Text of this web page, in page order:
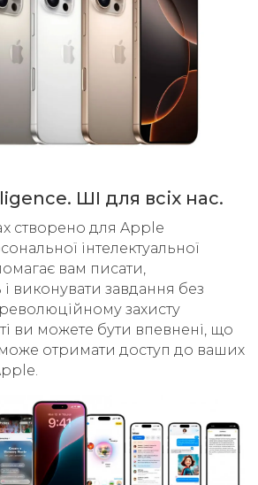
ШІ для всіх нас.
створено для Apple
інтелектуальної
вам писати,
виконувати завдання без
захисту
ви можете бути впевнені, що
отримати доступ до ваших